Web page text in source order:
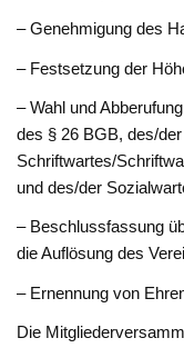
– Genehmigung des
– Festsetzung der
– Wahl und
des § 26 BGB, des/
Schriftwartes/
und des/der
– Beschlussfassung
die Auflösung des
– Ernennung von
Die